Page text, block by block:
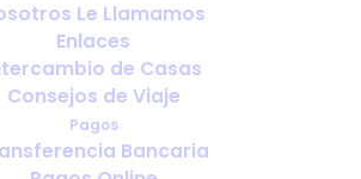
Le Llamamos
Enlaces
de Casas
Consejos de Viaje
Pagos
Bancaria